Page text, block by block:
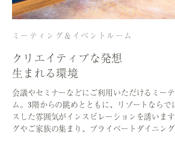
ミーティング＆イベントルーム
クリエイティブな発想
生まれる環境
会議やセミナーなどにご利用いただけるミー
ム。3階からの眺めとともに、リゾートならで
スした雰囲気がインスピレーションを誘いま
グやご家族の集まり、プライベートダイニング